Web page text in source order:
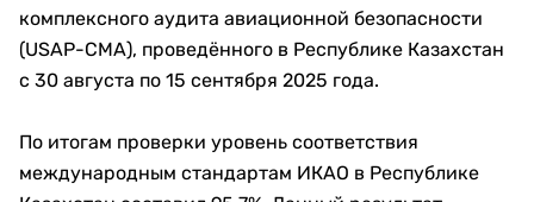
комплексного аудита авиационной безопасности
(USAP-CMA), проведённого в Республике Казахстан
с 30 августа по 15 сентября 2025 года.
По итогам проверки уровень соответствия
международным стандартам ИКАО в Республике